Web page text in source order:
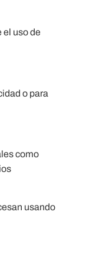
el uso de
o para
como
usando